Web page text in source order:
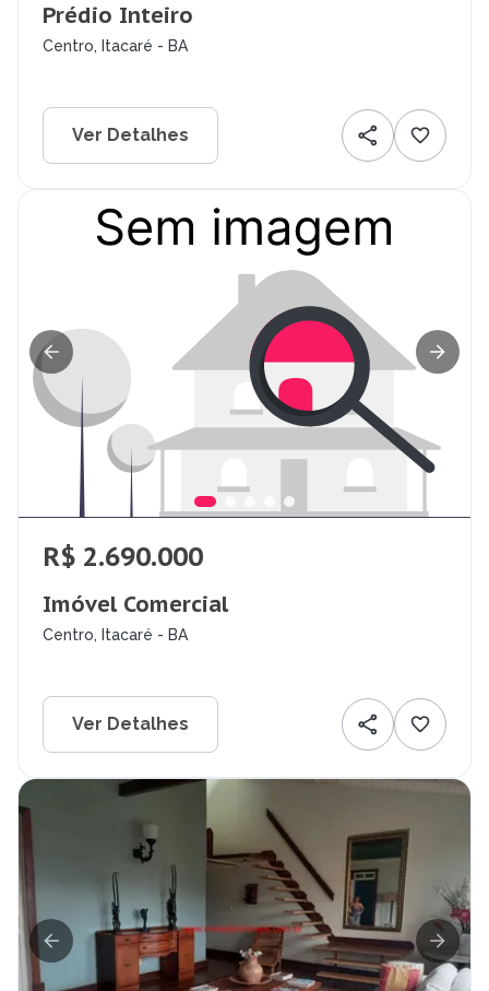
Prédio Inteiro
Centro, Itacaré - BA
Ver Detalhes
R$ 2.690.000
Imóvel Comercial
Centro, Itacaré - BA
Ver Detalhes